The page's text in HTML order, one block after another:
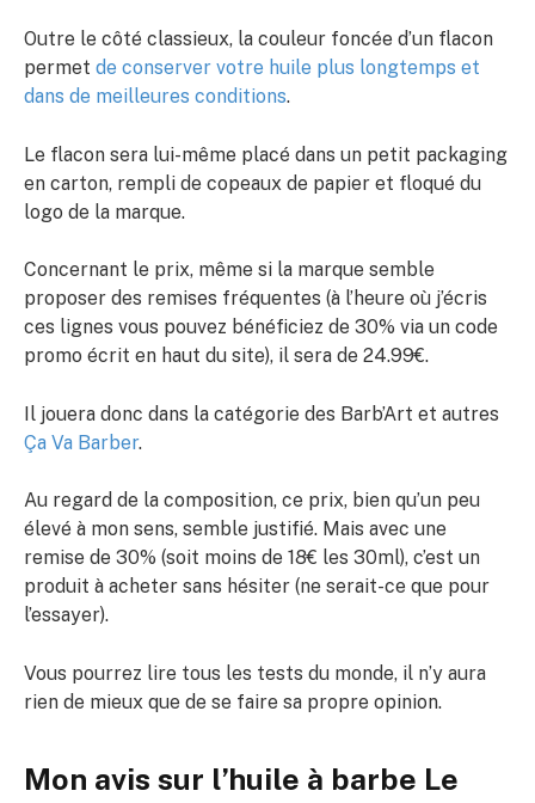
Outre le côté classieux, la couleur foncée d’un flacon
permet de conserver votre huile plus longtemps et
dans de meilleures conditions.
Le flacon sera lui-même placé dans un petit packaging
en carton, rempli de copeaux de papier et floqué du
logo de la marque.
Concernant le prix, même si la marque semble
proposer des remises fréquentes (à l’heure où j’écris
ces lignes vous pouvez bénéficiez de 30% via un code
promo écrit en haut du site), il sera de 24.99€.
Il jouera donc dans la catégorie des Barb’Art et autres
Ça Va Barber.
Au regard de la composition, ce prix, bien qu’un peu
élevé à mon sens, semble justifié. Mais avec une
remise de 30% (soit moins de 18€ les 30ml), c’est un
produit à acheter sans hésiter (ne serait-ce que pour
l’essayer).
Vous pourrez lire tous les tests du monde, il n’y aura
rien de mieux que de se faire sa propre opinion.
Mon avis sur l’huile à barbe Le